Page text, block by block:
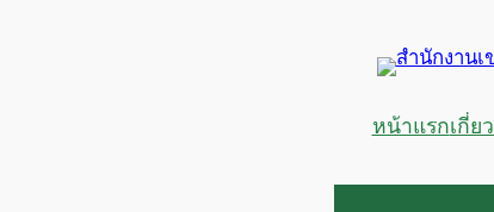
หน้าแรกเกี่ย